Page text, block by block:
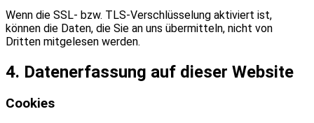
Wenn die SSL- bzw. TLS-Verschlüsselung aktiviert ist,
können die Daten, die Sie an uns übermitteln, nicht von
Dritten mitgelesen werden.
4. Datenerfassung auf dieser Website
Cookies